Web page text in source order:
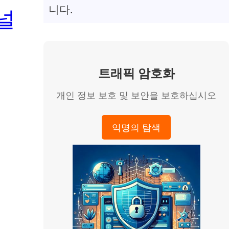
니다.
트래픽 암호화
개인 정보 보호 및 보안을 보호하십시오
익명의 탐색